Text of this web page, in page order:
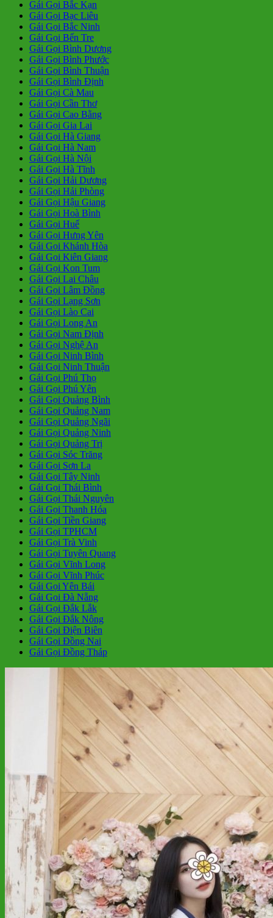
Gái Gọi Bắc Kạn
Gái Gọi Bạc Liêu
Gái Gọi Bắc Ninh
Gái Gọi Bến Tre
Gái Gọi Bình Dương
Gái Gọi Bình Phước
Gái Gọi Bình Thuận
Gái Gọi Bình Định
Gái Gọi Cà Mau
Gái Gọi Cần Thơ
Gái Gọi Cao Bằng
Gái Gọi Gia Lai
Gái Gọi Hà Giang
Gái Gọi Hà Nam
Gái Gọi Hà Nội
Gái Gọi Hà Tĩnh
Gái Gọi Hải Dương
Gái Gọi Hải Phòng
Gái Gọi Hậu Giang
Gái Gọi Hoà Bình
Gái Gọi Huế
Gái Gọi Hưng Yên
Gái Gọi Khánh Hòa
Gái Gọi Kiên Giang
Gái Gọi Kon Tum
Gái Gọi Lai Châu
Gái Gọi Lâm Đồng
Gái Gọi Lạng Sơn
Gái Gọi Lào Cai
Gái Gọi Long An
Gái Gọi Nam Định
Gái Gọi Nghệ An
Gái Gọi Ninh Bình
Gái Gọi Ninh Thuận
Gái Gọi Phú Thọ
Gái Gọi Phú Yên
Gái Gọi Quảng Bình
Gái Gọi Quảng Nam
Gái Gọi Quảng Ngãi
Gái Gọi Quảng Ninh
Gái Gọi Quảng Trị
Gái Gọi Sóc Trăng
Gái Gọi Sơn La
Gái Gọi Tây Ninh
Gái Gọi Thái Bình
Gái Gọi Thái Nguyên
Gái Gọi Thanh Hóa
Gái Gọi Tiền Giang
Gái Gọi TPHCM
Gái Gọi Trà Vinh
Gái Gọi Tuyên Quang
Gái Gọi Vĩnh Long
Gái Gọi Vĩnh Phúc
Gái Gọi Yên Bái
Gái Gọi Đà Nẵng
Gái Gọi Đắk Lắk
Gái Gọi Đắk Nông
Gái Gọi Điện Biên
Gái Gọi Đồng Nai
Gái Gọi Đồng Tháp